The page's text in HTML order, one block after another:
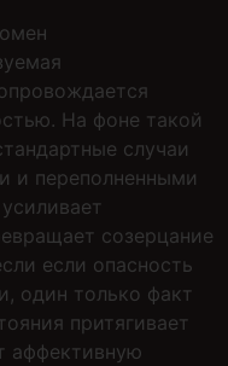
На фоне такой
случаи
и переполненными
созерцание
если опасность
один только факт
притягивает
аффективную